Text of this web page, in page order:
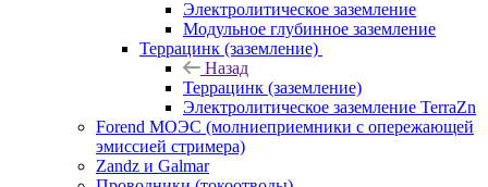
Электролитическое заземление
Модульное глубинное заземление
Террацинк (заземление)
Назад
Террацинк (заземление)
Электролитическое заземление TerraZn
Forend МОЭС (молниеприемники с опережающей
эмиссией стримера)
Zandz и Galmar